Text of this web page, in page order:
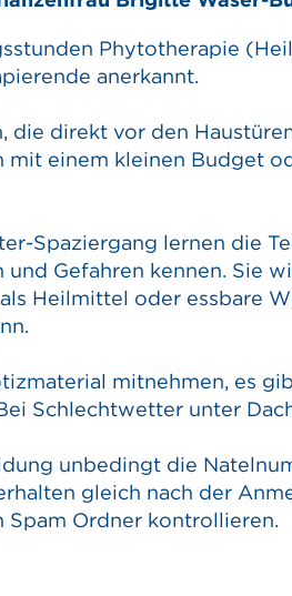
Phytotherapie
anerkannt.
die direkt vor den
mit einem kleinen Budget
Spaziergang lernen die
Gefahren kennen. Sie
Heilmittel oder essbare
mitnehmen, es
Schlechtwetter unter
unbedingt die
gleich nach der
Spam Ordner kontrollieren.